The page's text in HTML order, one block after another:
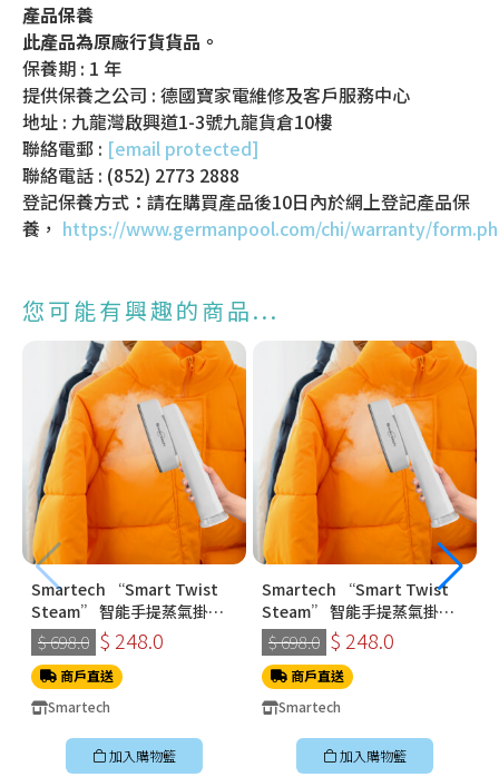
產品保養
此產品為原廠行貨貨品。
保養期 : 1 年
提供保養之公司 : 德國寶家電維修及客戶服務中心
地址 : 九龍灣啟興道1-3號九龍貨倉10樓
聯絡電郵 : [email protected]
聯絡電話 : (852) 2773 2888
登記保養方式：請在購買產品後10日內於網上登記產品保
養， https://www.germanpool.com/chi/warranty/
您可能有興趣的商品...
Smartech “Smart Twist
Steam” 智能手提蒸氣掛燙
機 (SS-8108)
$ 698.0 $ 248.0
商戶直送
Smartech
加入購物籃
Smartech “Smart Twist
Steam” 智能手提蒸氣掛燙
機 (SS-8108)
$ 698.0 $ 248.0
商戶直送
Smartech
加入購物籃